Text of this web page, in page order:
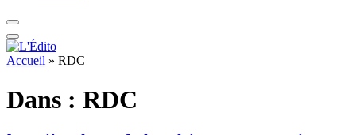
Accueil » RDC
Dans : RDC